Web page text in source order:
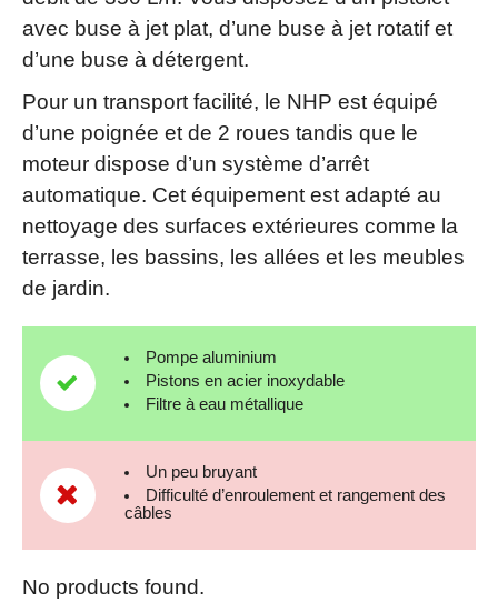
avec buse à jet plat, d’une buse à jet rotatif et
d’une buse à détergent.
Pour un transport facilité, le NHP est équipé
d’une poignée et de 2 roues tandis que le
moteur dispose d’un système d’arrêt
automatique. Cet équipement est adapté au
nettoyage des surfaces extérieures comme la
terrasse, les bassins, les allées et les meubles
de jardin.
Pompe aluminium
Pistons en acier inoxydable
Filtre à eau métallique
Un peu bruyant
Difficulté d’enroulement et rangement des
câbles
No products found.